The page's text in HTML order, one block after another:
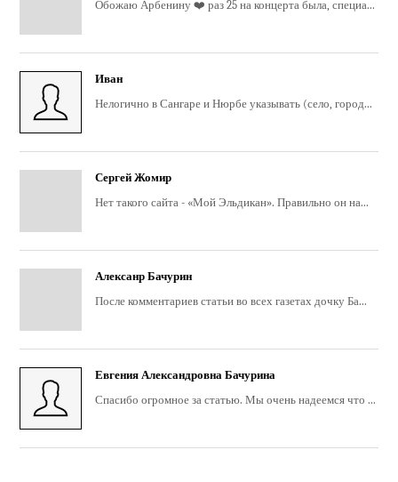
Обожаю Арбенину ❤️ раз 25 на концерта была, специа...
Иван
Нелогично в Сангаре и Нюрбе указывать (село, город...
Сергей Жомир
Нет такого сайта - «Мой Эльдикан». Правильно он на...
Алексанр Бачурин
После комментариев статьи во всех газетах дочку Ба...
Евгения Александровна Бачурина
Спасибо огромное за статью. Мы очень надеемся что ...